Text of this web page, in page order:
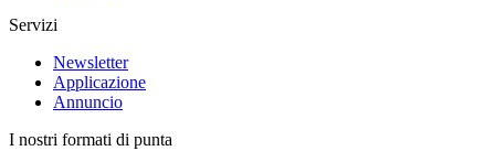
Servizi
Newsletter
Applicazione
Annuncio
I nostri formati di punta